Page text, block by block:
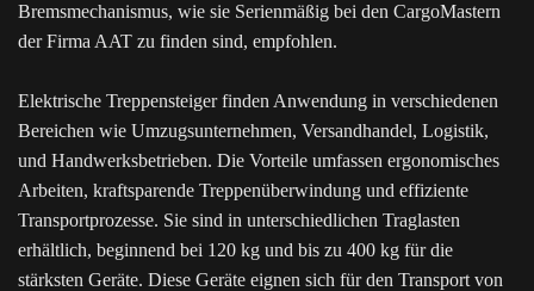
Bremsmechanismus, wie sie Serienmäßig bei den CargoMastern
der Firma AAT zu finden sind, empfohlen.
Elektrische Treppensteiger finden Anwendung in verschiedenen
Bereichen wie Umzugsunternehmen, Versandhandel, Logistik,
und Handwerksbetrieben. Die Vorteile umfassen ergonomisches
Arbeiten, kraftsparende Treppenüberwindung und effiziente
Transportprozesse. Sie sind in unterschiedlichen Traglasten
erhältlich, beginnend bei 120 kg und bis zu 400 kg für die
stärksten Geräte. Diese Geräte eignen sich für den Transport von